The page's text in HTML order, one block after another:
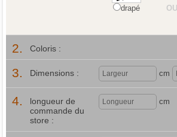
drapé OU
2. Coloris :
3. Dimensions : cm
4.
longueur de
commande du
store :
cm